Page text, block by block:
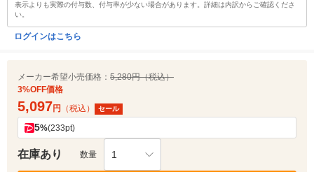
表示よりも実際の付与数、付与率が少ない場合があります。詳細は内訳からご確認くださ
い。
ログインはこちら
メーカー希望小売価格： 5,280円（税込）
3%OFF価格
5,097円 （税込） セール
5%(233pt)
在庫あり 数量 1